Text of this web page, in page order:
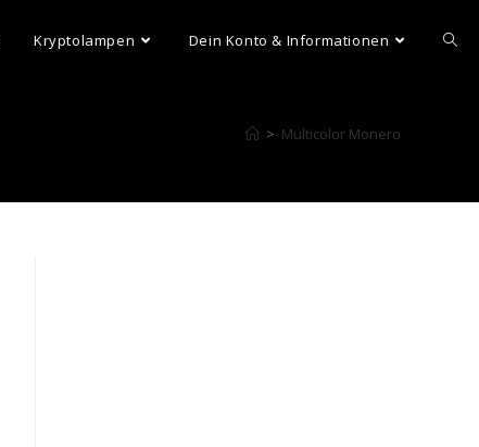
Kryptolampen Dein Konto & Informationen
> Multicolor Monero